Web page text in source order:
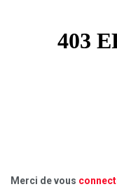
Merci de vous